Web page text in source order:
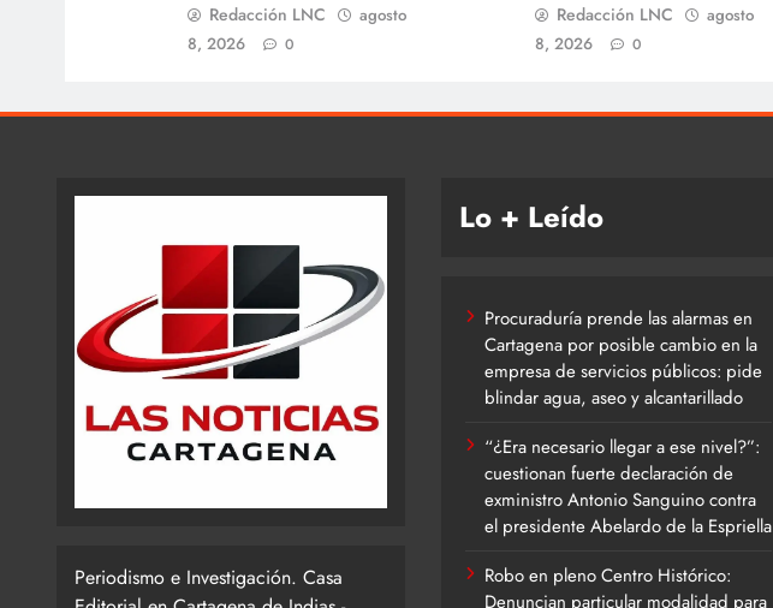
Redacción LNC
agosto
8, 2026
0
Redacción LNC
agosto
8, 2026
0
Periodismo e Investigación. Casa
Lo + Leído
Procuraduría prende las alarmas en
Cartagena por posible cambio en la
empresa de servicios públicos: pide
blindar agua, aseo y alcantarillado
“¿Era necesario llegar a ese nivel?”:
cuestionan fuerte declaración de
exministro Antonio Sanguino contra
el presidente Abelardo de la Espriella
Robo en pleno Centro Histórico:
Denuncian particular modalidad para